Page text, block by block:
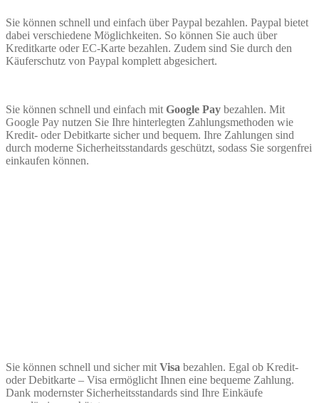
Sie können schnell und einfach über Paypal bezahlen. Paypal bietet
dabei verschiedene Möglichkeiten. So können Sie auch über
Kreditkarte oder EC-Karte bezahlen. Zudem sind Sie durch den
Käuferschutz von Paypal komplett abgesichert.
Sie können schnell und einfach mit Google Pay bezahlen. Mit
Google Pay nutzen Sie Ihre hinterlegten Zahlungsmethoden wie
Kredit- oder Debitkarte sicher und bequem. Ihre Zahlungen sind
durch moderne Sicherheitsstandards geschützt, sodass Sie sorgenfrei
einkaufen können.
Sie können schnell und sicher mit Visa bezahlen. Egal ob Kredit-
oder Debitkarte – Visa ermöglicht Ihnen eine bequeme Zahlung.
Dank modernster Sicherheitsstandards sind Ihre Einkäufe